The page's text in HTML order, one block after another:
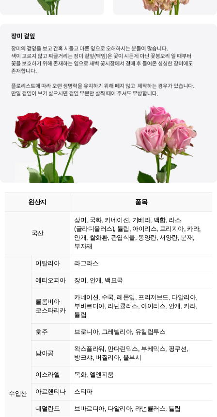
원산지 품목
국산
장미, 국화, 카네이션, 거베라, 백합, 라스
(글라디올러스), 튤립, 아이리스, 프리지아, 카라,
안개, 쌀화환, 관엽식물, 동양란, 서양란, 분재,
부자재
수입산
이탈리아 라그라스
에티오피아 장미, 안개, 백묘국
콜롬비아
코스타리카
카네이션, 수국, 레몬잎, 프리저브드, 다알리아,
부바르디아, 라넌큘러스, 아이리스, 안개, 카라,
튤립
호주 브로니아, 그레빌리아, 유킬립투스
남아공
왁스플라워, 만다린믹스, 부케믹스, 핑쿠션,
방크샤, 버질리아, 울부시
이스라엘 목화, 엘엔지움
아르헨티나 스티파
네덜란드 브바르디아, 다알리아, 라넌큘러스, 튤립